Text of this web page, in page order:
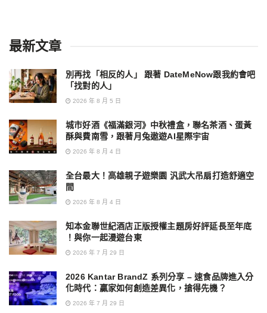
最新文章
別再找「相反的人」 跟著 DateMeNow跟我約會吧
「找對的人」
2026 年 8 月 5 日
城市好酒《福滿銀河》中秋禮盒，聯名茶酒、蛋黃
酥與費南雪，跟著月兔遨遊AI星際宇宙
2026 年 8 月 4 日
全台最大！高雄親子遊樂園 汎武大吊扇打造舒適空
間
2026 年 8 月 4 日
知本金聯世紀酒店正版授權主題房好評延長至年底
！與你一起漫遊台東
2026 年 7 月 29 日
2026 Kantar BrandZ 系列分享 – 速食品牌進入分
化時代：贏家如何創造差異化，搶得先機？
2026 年 7 月 29 日